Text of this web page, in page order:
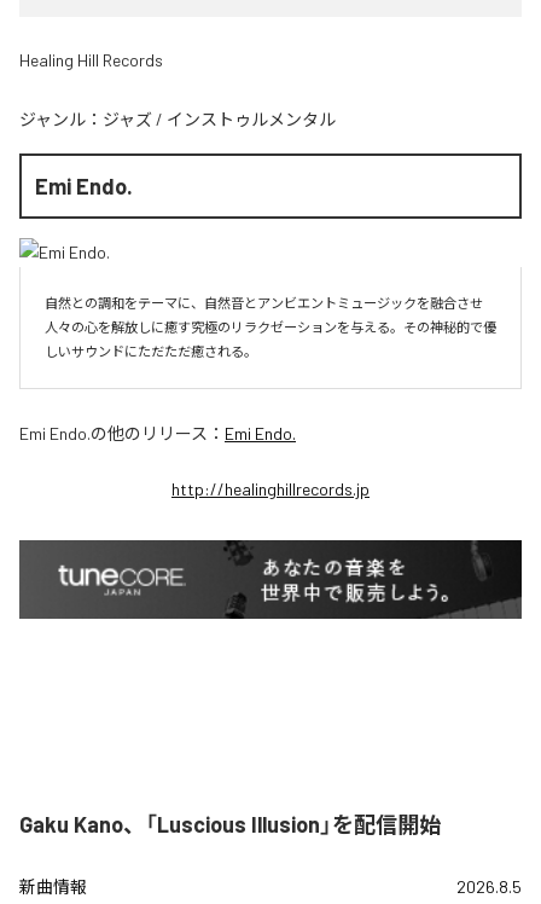
Healing Hill Records
ジャンル： ジャズ / インストゥルメンタル
Emi Endo.
自然との調和をテーマに、自然音とアンビエントミュージックを融合させ
人々の心を解放しに癒す究極のリラクゼーションを与える。その神秘的で優
しいサウンドにただただ癒される。
Emi Endo.の他のリリース： Emi Endo.
http://healinghillrecords.jp
Gaku Kano、「Luscious Illusion」を配信開始
新曲情報 2026.8.5